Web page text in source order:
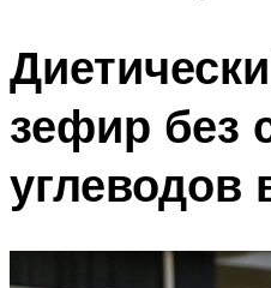
зефир без
углеводов